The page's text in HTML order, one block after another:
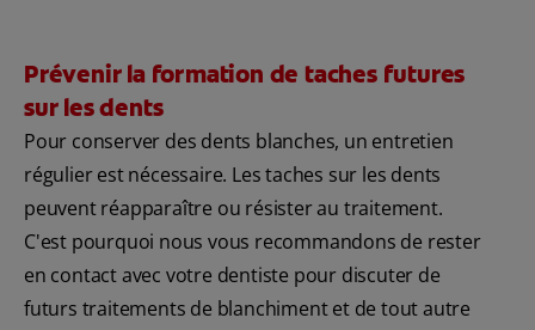
Prévenir la formation de taches futures
sur les dents
Pour conserver des dents blanches, un entretien
régulier est nécessaire. Les taches sur les dents
peuvent réapparaître ou résister au traitement.
C'est pourquoi nous vous recommandons de rester
en contact avec votre dentiste pour discuter de
futurs traitements de blanchiment et de tout autre